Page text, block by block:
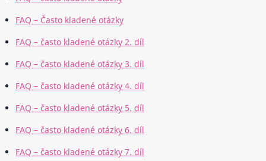
FAQ – Často kladené otázky
FAQ – často kladené otázky 2. díl
FAQ – často kladené otázky 3. díl
FAQ – často kladené otázky 4. díl
FAQ – často kladené otázky 5. díl
FAQ – často kladené otázky 6. díl
FAQ – často kladené otázky 7. díl